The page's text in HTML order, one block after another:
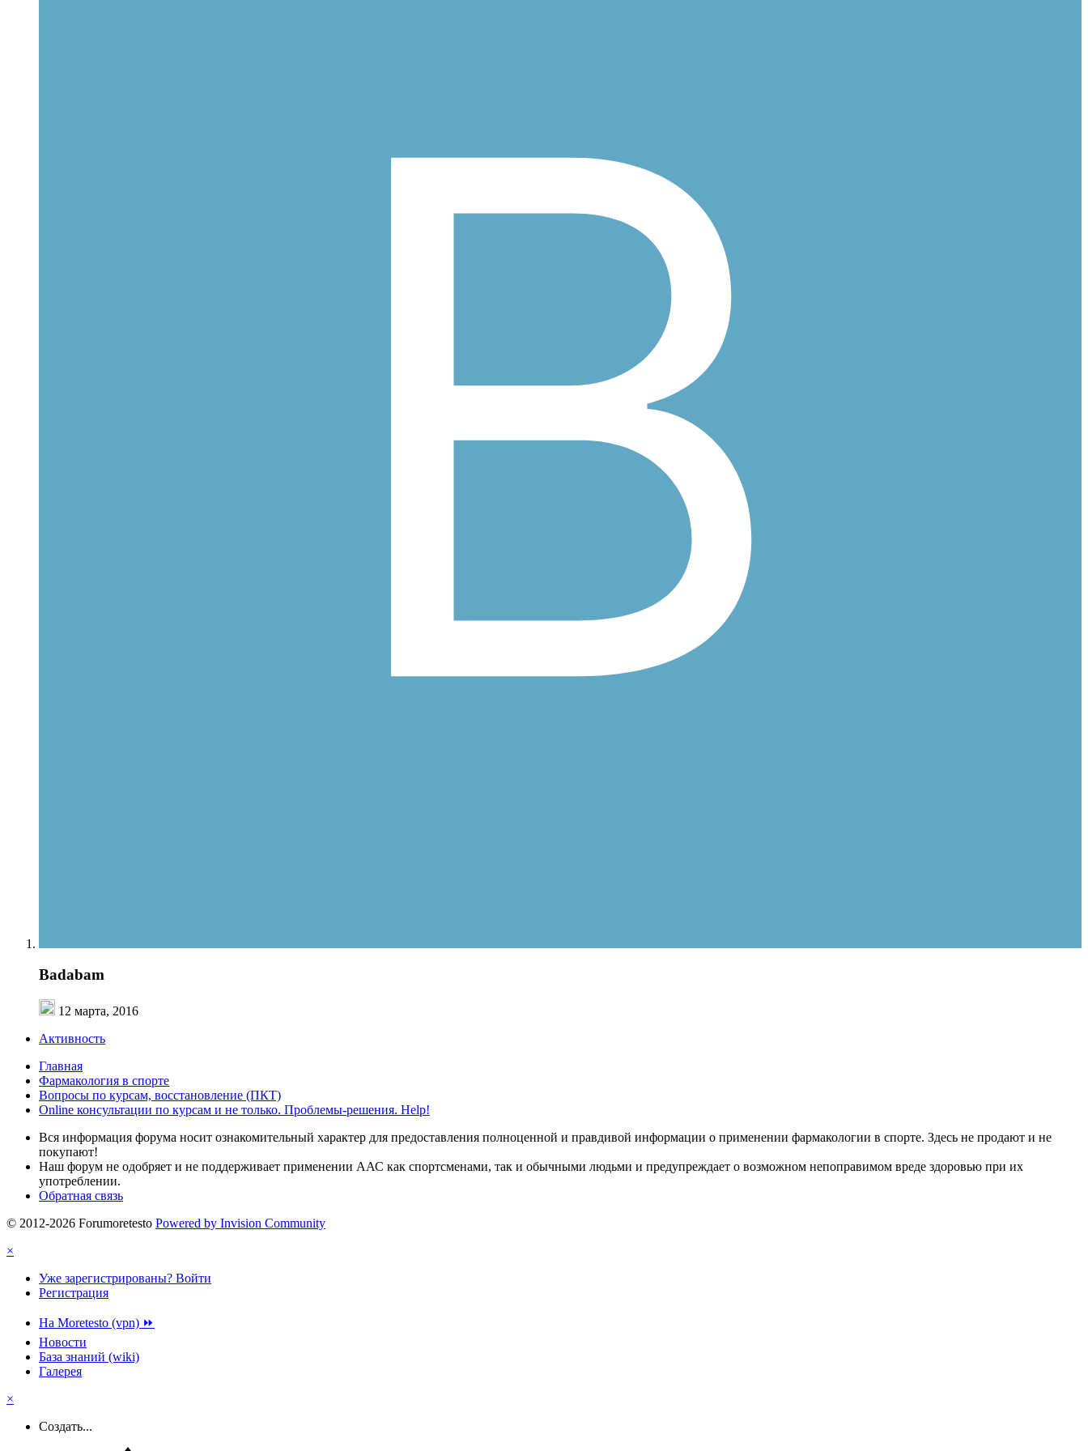
Badabam
12 марта, 2016
Активность
Главная
Фармакология в спорте
Вопросы по курсам, восстановление (ПКТ)
Online консультации по курсам и не только. Проблемы-решения. Help!
Вся информация форума носит ознакомительный характер для предоставления полноценной и правдивой информации о применении фармакологии в спорте. Здесь не продают и не
покупают!
Наш форум не одобряет и не поддерживает применении ААС как спортсменами, так и обычными людьми и предупреждает о возможном непоправимом вреде здоровью при их
употреблении.
Обратная связь
© 2012-2026 Forumoretesto Powered by Invision Community
×
Уже зарегистрированы? Войти
Регистрация
На Moretesto (vpn) ⏩
Новости
База знаний (wiki)
Галерея
×
Создать...